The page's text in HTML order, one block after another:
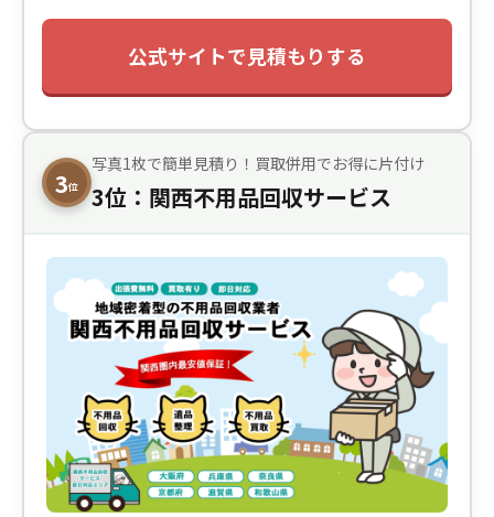
公式サイトで見積もりする
3位
写真1枚で簡単見積り！買取併用でお得に片付け
3位：関西不用品回収サービス